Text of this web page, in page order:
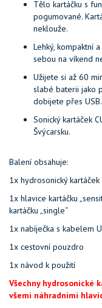
Tělo kartáčku s
pogumované.
neklouže.
Lehký, kompaktní
sebou na víkend
Užijete si až 60
slabé baterii jako
dobijete přes USB.
Sonický kartáček
Švýcarsku.
Balení obsahuje:
1x hydrosonický kartáček
1x hlavice kartáčku
kartáčku „single“
1x nabíječka s kabelem
1x cestovní pouzdro
1x návod k použití
Všechny hydrosonické
všemi náhradními